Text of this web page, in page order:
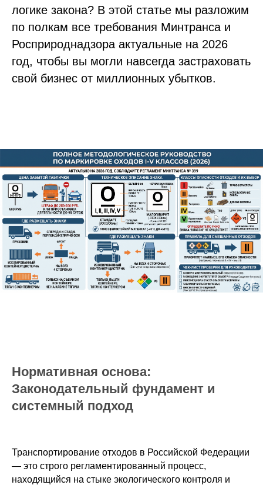
логике закона? В этой статье мы разложим
по полкам все требования Минтранса и
Росприроднадзора актуальные на 2026
год, чтобы вы могли навсегда застраховать
свой бизнес от миллионных убытков.
Нормативная основа:
Законодательный фундамент и
системный подход
Транспортирование отходов в Российской Федерации
— это строго регламентированный процесс,
находящийся на стыке экологического контроля и